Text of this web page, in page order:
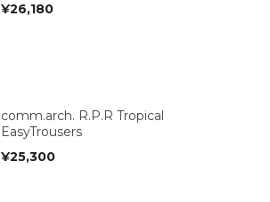
¥26,180
comm.arch. R.P.R Tropical
EasyTrousers
¥25,300